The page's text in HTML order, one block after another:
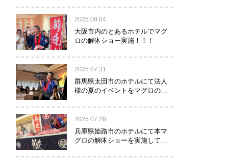
2025.08.04
大阪市内のとあるホテルでマグ
ロの解体ショー実施！！！
2025.07.31
群馬県太田市のホテルにて法人
様の夏のイベントをマグロの解
た！！
2025.07.28
兵庫県姫路市のホテルにて本マ
グロの解体ショーを実施して参